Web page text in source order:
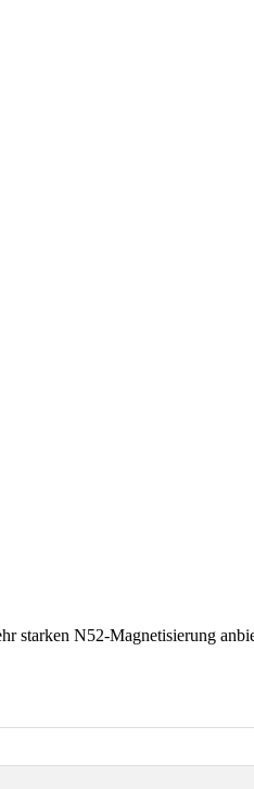
starken N52-Magnetisierung